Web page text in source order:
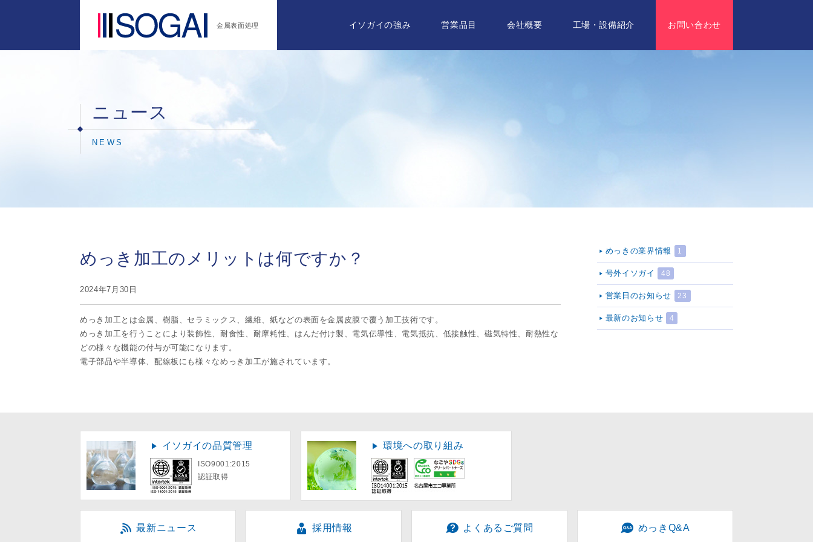
金属表面処理 イソガイの強み 営業品目 会社概要 工場・設備紹介 お問い合わせ
ニュース
NEWS
めっきの業界情報 1
号外イソガイ 48
営業日のお知らせ 23
最新のお知らせ 4
めっき加工のメリットは何ですか？
2024年7月30日
めっき加工とは金属、樹脂、セラミックス、繊維、紙などの表面を金属皮膜で覆う加工技術です。
めっき加工を行うことにより装飾性、耐食性、耐摩耗性、はんだ付け製、電気伝導性、電気抵抗、低接触性、磁気特性、耐熱性な
どの様々な機能の付与が可能になります。
電子部品や半導体、配線板にも様々なめっき加工が施されています。
イソガイの品質管理
ISO9001:2015
認証取得
環境への取り組み
最新ニュース 採用情報 よくあるご質問 めっきQ&A